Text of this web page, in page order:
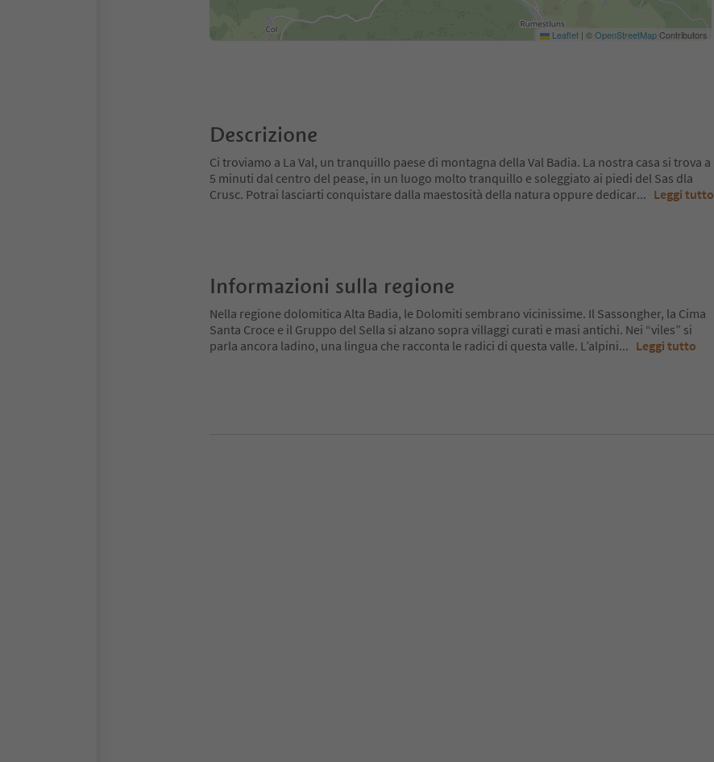
Leaflet | ©OpenStreetMapContributors
Descrizione
Ci troviamo a La Val, un tranquillo paese di montagna della Val Badia. La nostra casa si trova a
5 minuti dal centro del pease, in un luogo molto tranquillo e soleggiato ai piedi del Sas dla
Crusc. Potrai lasciarti conquistare dalla maestosità della natura oppure dedicar... Leggi tutto
Informazioni sulla regione
Nella regione dolomitica Alta Badia, le Dolomiti sembrano vicinissime. Il Sassongher, la Cima
Santa Croce e il Gruppo del Sella si alzano sopra villaggi curati e masi antichi. Nei “viles” si
parla ancora ladino, una lingua che racconta le radici di questa valle. L’alpini... Leggi tutto